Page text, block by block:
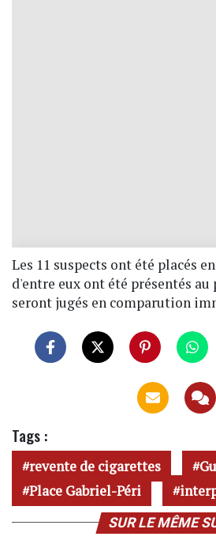
Les 11 suspects ont été placés
d'entre eux ont été présentés
seront jugés en comparution
Tags :
revente de cigarettes
Place Gabriel-Péri
SUR LE MÊME